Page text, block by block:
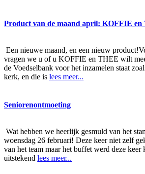
Product van de maand april: KOFFIE en
Een nieuwe maand, en een nieuw
vragen we u of u KOFFIE en THEE wilt
de Voedselbank voor het inzamelen staat
kerk, en die is lees meer...
Seniorenontmoeting
Wat hebben we heerlijk gesmuld van het
woensdag 26 februari! Deze keer niet zelf
van het team maar het buffet werd deze keer
uitstekend lees meer...